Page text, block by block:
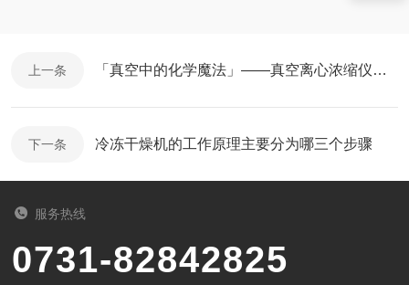
上一条 「真空中的化学魔法」——真空离心浓缩仪的神奇应用
下一条 冷冻干燥机的工作原理主要分为哪三个步骤
服务热线
0731-82842825